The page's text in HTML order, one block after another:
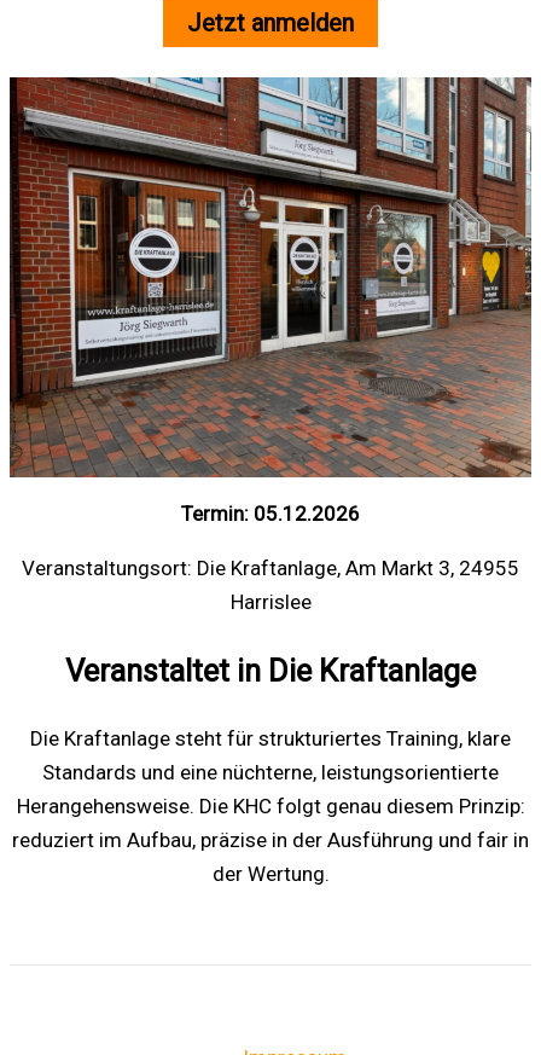
Jetzt anmelden
Termin: 05.12.2026
Veranstaltungsort: Die Kraftanlage, Am Markt 3, 24955
Harrislee
Veranstaltet in Die Kraftanlage
Die Kraftanlage steht für strukturiertes Training, klare
Standards und eine nüchterne, leistungsorientierte
Herangehensweise. Die KHC folgt genau diesem Prinzip:
reduziert im Aufbau, präzise in der Ausführung und fair in
der Wertung.